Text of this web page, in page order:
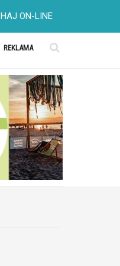
ON-LINE
REKLAMA